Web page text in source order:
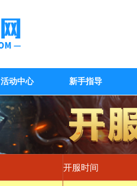
活动中心 新手指导
开服时间